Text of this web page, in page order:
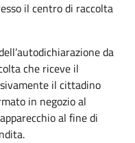
il centro di raccolta
da
che riceve il
il cittadino
in negozio al
al fine di